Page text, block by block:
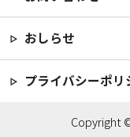
おしらせ
プライバシーポリ
Copyright